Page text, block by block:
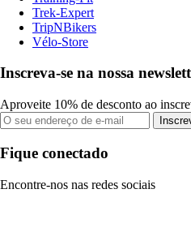
Trek-Expert
TripNBikers
Vélo-Store
Inscreva-se na nossa
Aproveite 10% de desconto ao
Fique conectado
Encontre-nos nas redes sociais